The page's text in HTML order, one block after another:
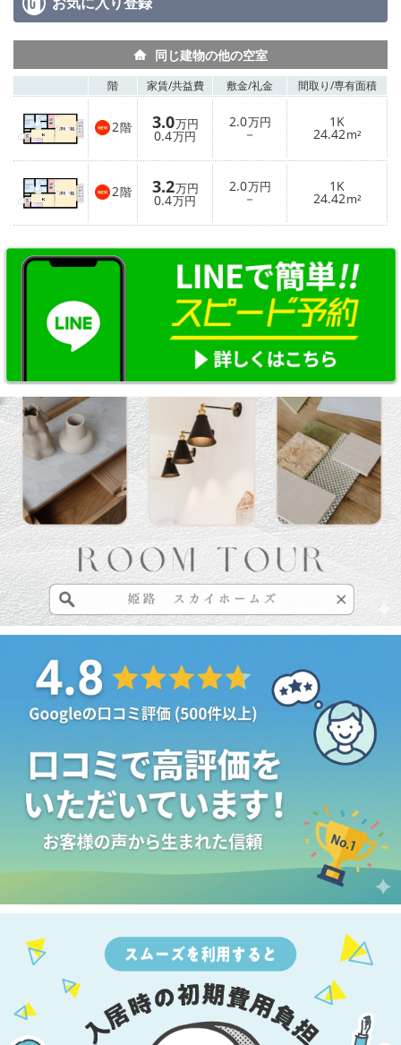
同じ建物の他の空室
階 家賃/共益費 敷金/礼金 間取り/専有面積
2階 3.0万円
0.4万円
2.0万円
－
1K
24.42m²
2階 3.2万円
0.4万円
2.0万円
－
1K
24.42m²